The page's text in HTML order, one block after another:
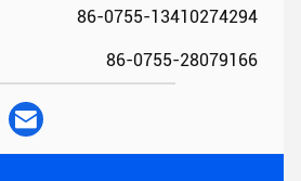
86-0755-13410274294
86-0755-28079166